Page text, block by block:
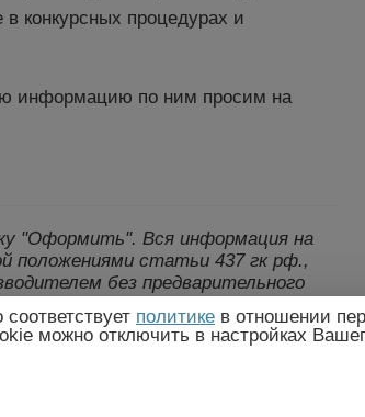
конкурсных процедурах и
информацию по ним просим на
"Оформить". Вся информация на
положениями статьи 437 гк рф.,
без предварительного
политике в отношении
можно отключить в настройках